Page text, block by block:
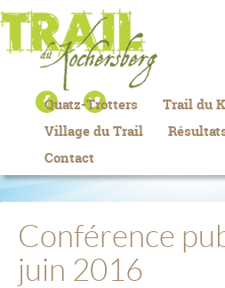
Quatz-Trotters
Trail du
Village du Trail
Contact
Conférence
juin 2016